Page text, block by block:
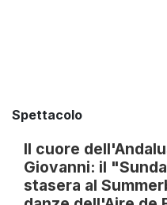
Spettacolo
Il cuore
Giovanni: il
stasera al